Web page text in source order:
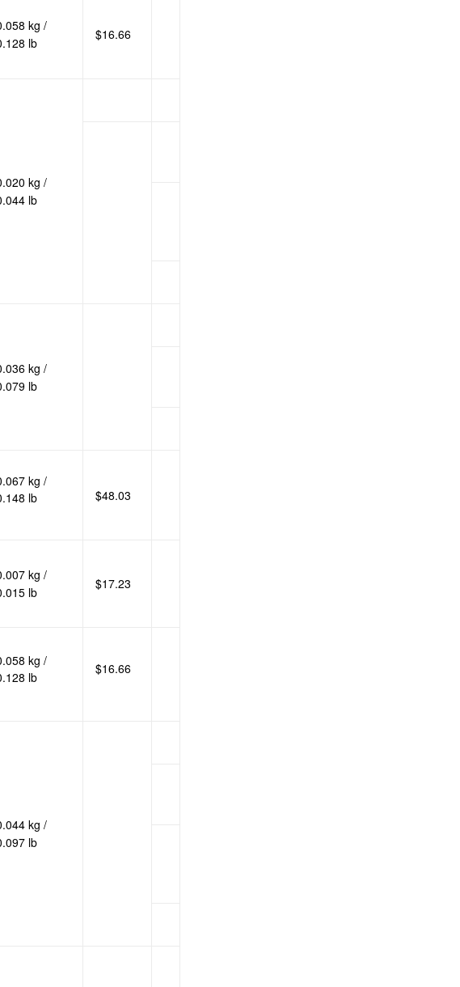
kg /
lb
$16.66
kg /
lb
kg /
lb
kg /
lb
$48.03
kg /
lb
$17.23
kg /
lb
$16.66
kg /
lb